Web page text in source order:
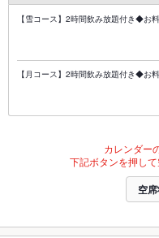
【雪コース】2時間飲み放題付き◆お
【月コース】2時間飲み放題付き◆お
カレンダー
下記ボタンを押して
空